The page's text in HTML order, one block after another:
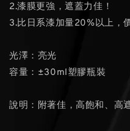
2.漆膜更強，遮蓋力佳！
3.比日系漆加量20%以上，
光澤：亮光
容量：±30ml塑膠瓶裝
說明：附著佳，高飽和、高